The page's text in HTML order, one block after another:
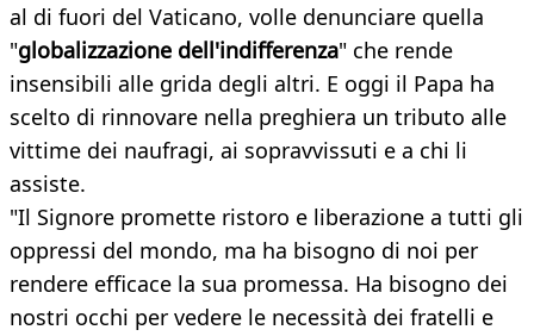
al di fuori del Vaticano, volle denunciare quella
"globalizzazione dell'indifferenza" che rende
insensibili alle grida degli altri. E oggi il Papa ha
scelto di rinnovare nella preghiera un tributo alle
vittime dei naufragi, ai sopravvissuti e a chi li
assiste.
"Il Signore promette ristoro e liberazione a tutti gli
oppressi del mondo, ma ha bisogno di noi per
rendere efficace la sua promessa. Ha bisogno dei
nostri occhi per vedere le necessità dei fratelli e